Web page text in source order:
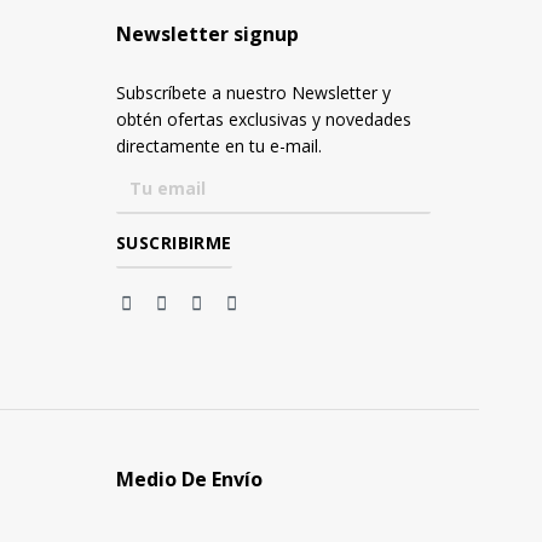
Newsletter signup
Subscríbete a nuestro Newsletter y
obtén ofertas exclusivas y novedades
directamente en tu e-mail.
Medio De Envío